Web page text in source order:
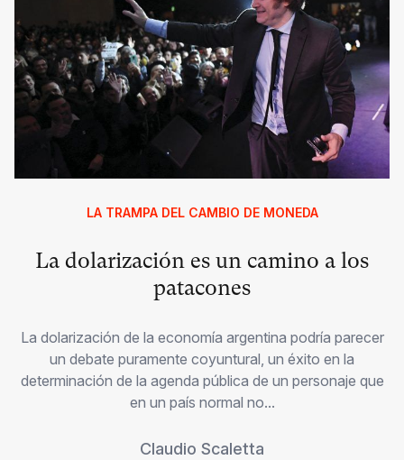
LA TRAMPA DEL CAMBIO DE MONEDA
La dolarización es un camino a los
patacones
La dolarización de la economía argentina podría parecer
un debate puramente coyuntural, un éxito en la
determinación de la agenda pública de un personaje que
en un país normal no...
Claudio Scaletta